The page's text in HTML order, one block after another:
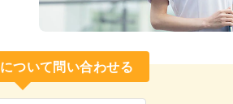
ついて問い合わせる